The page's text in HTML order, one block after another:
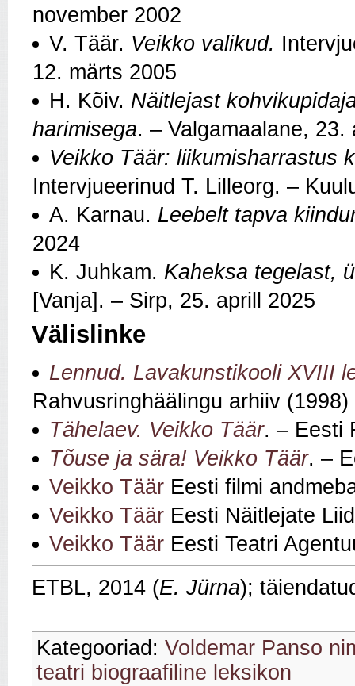
november 2002
V. Täär. Veikko valikud.
12. märts 2005
H. Kõiv. Näitlejast
harimisega. – Valgamaalane, 23.
Veikko Täär: liikumisharrastus
Intervjueerinud T. Lilleorg. –
A. Karnau. Leebelt tapva
2024
K. Juhkam. Kaheksa tegelast,
[Vanja]. – Sirp, 25. aprill 2025
Välislinke
Lennud. Lavakunstikooli XVIII
Rahvusringhäälingu arhiiv (1998)
Tähelaev. Veikko Täär. – Eesti
Tõuse ja sära! Veikko Täär. –
Veikko Täär Eesti filmi
Veikko Täär Eesti Näitlejate
Veikko Täär Eesti Teatri
ETBL, 2014 (E. Jürna);
Kategooriad: Voldemar Panso
teatri biograafiline leksikon